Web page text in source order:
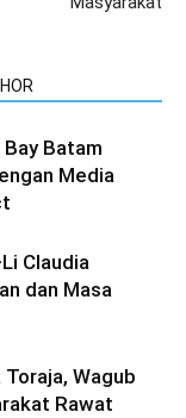
Batam
Media
Claudia
dan Masa
Wagub
Rawat